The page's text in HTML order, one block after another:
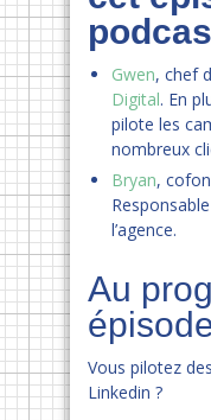
Gwen, chef
Digital. En
pilote les
nombreux
Bryan,
l’agence.
Au
Vous pilotez
Linkedin ?